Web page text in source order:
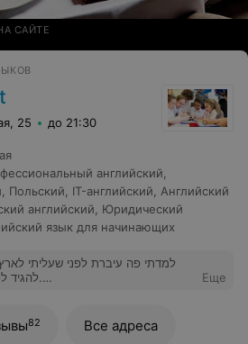
САЙТЕ
25 до 21:30
английский,
, Польский, IT-английский, Английский
английский, Юридический
язык для начинающих
למדתי פה עיברת לפני שעליתי
в Израиль. Так
вам большое спасибо. Вы
Еще
82 Все адреса